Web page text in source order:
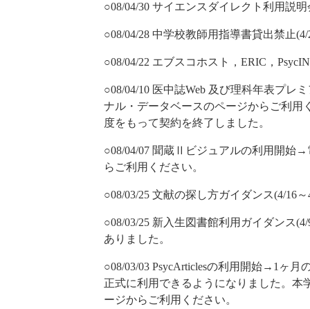
○08/04/30 サイエンスダイレクト利用説
○08/04/28 中学校教師用指導書貸出禁止
○08/04/22 エブスコホスト，ERIC，
○08/04/10 医中誌Web 及び理科年表プレ
ナル・データベースのページからご利用
度をもって契約を終了しました。
○08/04/07 聞蔵Ⅱビジュアルの利用開始
らご利用ください。
○08/03/25 文献の探し方ガイダンス(4/16
○08/03/25 新入生図書館利用ガイダンス
ありました。
○08/03/03 PsycArticlesの利用開始→1ヶ月
正式に利用できるようになりました。
ージからご利用ください。